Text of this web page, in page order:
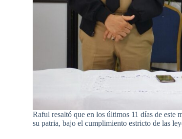
Raful resaltó que en los últimos 11 días de
su patria, bajo el cumplimiento estricto de las